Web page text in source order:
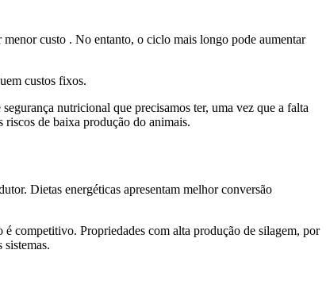
menor custo . No entanto, o ciclo mais longo pode aumentar
custos fixos.
nutricional que precisamos ter, uma vez que a falta
riscos de baixa produção do animais.
Dietas energéticas apresentam melhor conversão
competitivo. Propriedades com alta produção de silagem, por